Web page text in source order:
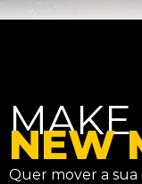
MAKE
NEW
Quer mover a sua